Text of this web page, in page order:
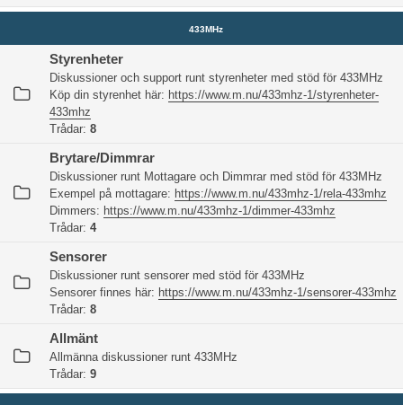
433MHz
Styrenheter
Diskussioner och support runt styrenheter med stöd för 433MHz
Köp din styrenhet här: https://www.m.nu/433mhz-1/styrenheter-
433mhz
Trådar: 8
Brytare/Dimmrar
Diskussioner runt Mottagare och Dimmrar med stöd för 433MHz
Exempel på mottagare: https://www.m.nu/433mhz-1/rela-433mhz
Dimmers: https://www.m.nu/433mhz-1/dimmer-433mhz
Trådar: 4
Sensorer
Diskussioner runt sensorer med stöd för 433MHz
Sensorer finnes här: https://www.m.nu/433mhz-1/sensorer-433mhz
Trådar: 8
Allmänt
Allmänna diskussioner runt 433MHz
Trådar: 9